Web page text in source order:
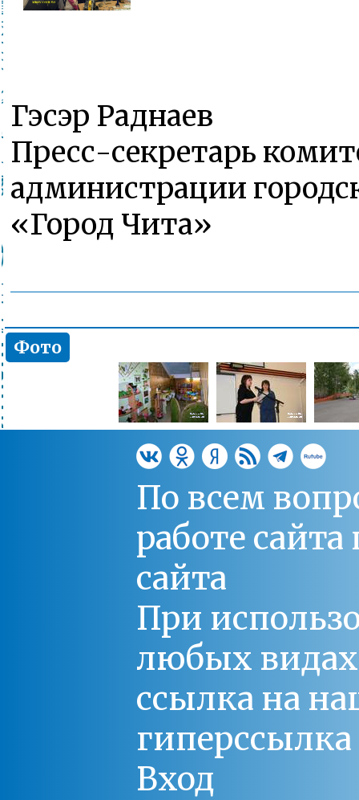
Гэсэр Раднаев
Пресс-секретарь
администрации
«Город Чита»
Фото
По всем
работе
сайта
При
любых
ссылка на
Вход